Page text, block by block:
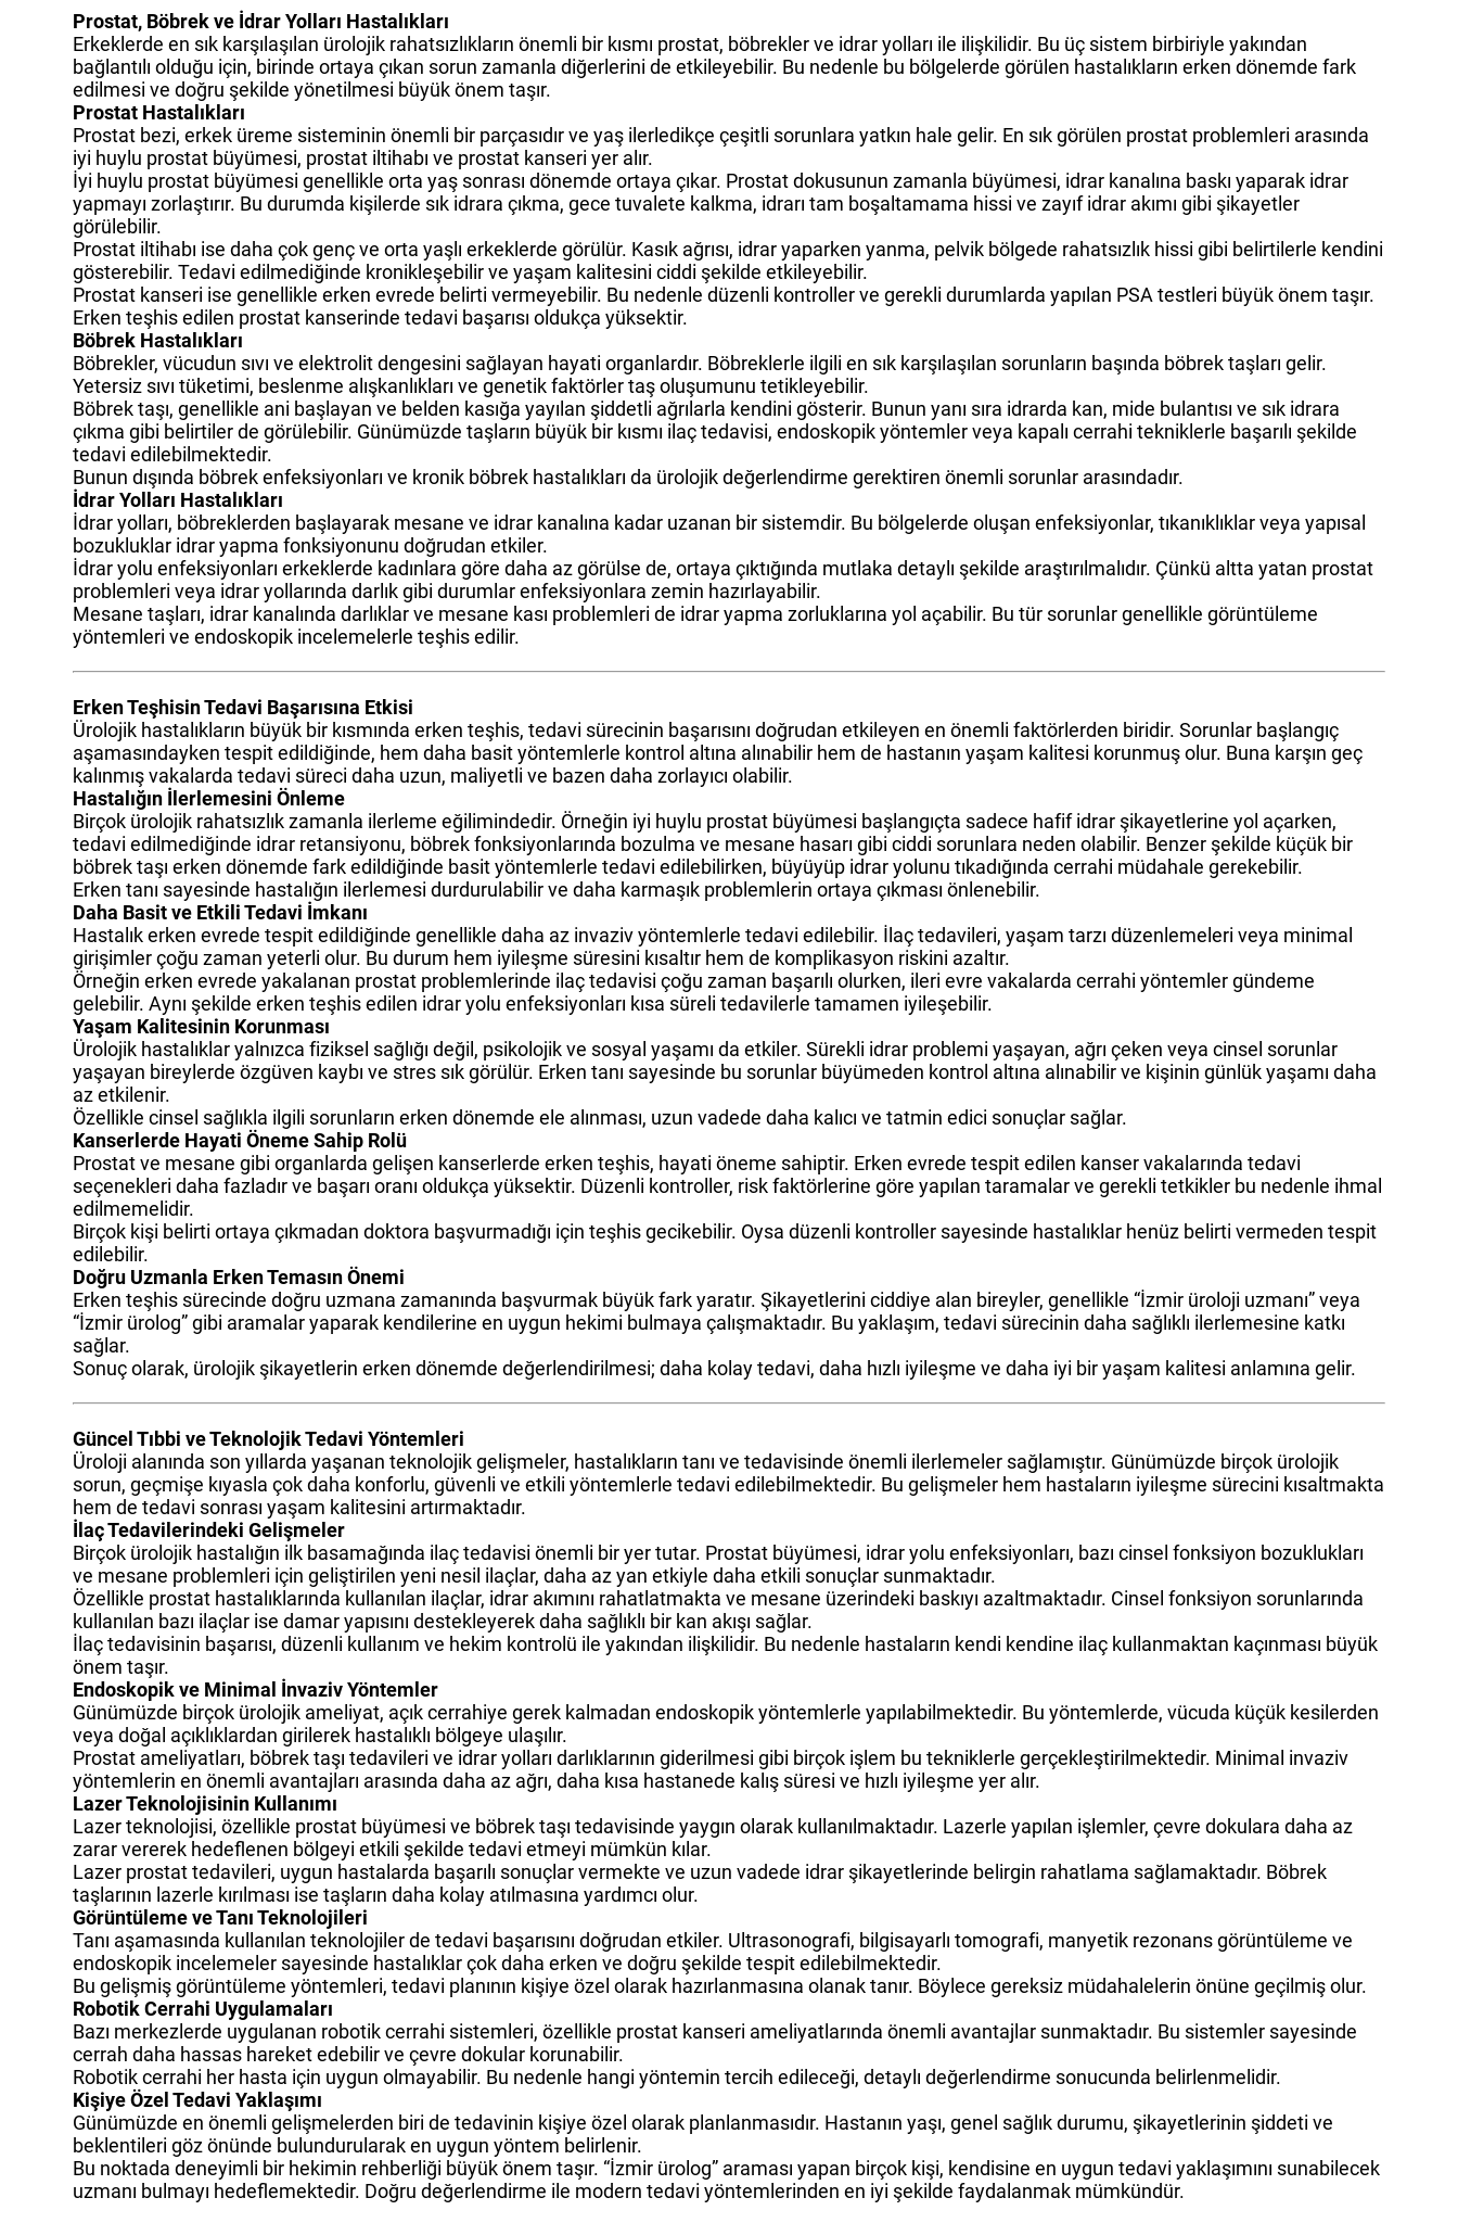
Prostat, Böbrek ve İdrar Yolları Hastalıkları
Erkeklerde en sık karşılaşılan ürolojik rahatsızlıkların önemli bir kısmı prostat, böbrekler ve idrar yolları ile ilişkilidir. Bu üç sistem birbiriyle yakından
bağlantılı olduğu için, birinde ortaya çıkan sorun zamanla diğerlerini de etkileyebilir. Bu nedenle bu bölgelerde görülen hastalıkların erken dönemde fark
edilmesi ve doğru şekilde yönetilmesi büyük önem taşır.
Prostat Hastalıkları
Prostat bezi, erkek üreme sisteminin önemli bir parçasıdır ve yaş ilerledikçe çeşitli sorunlara yatkın hale gelir. En sık görülen prostat problemleri arasında
iyi huylu prostat büyümesi, prostat iltihabı ve prostat kanseri yer alır.
İyi huylu prostat büyümesi genellikle orta yaş sonrası dönemde ortaya çıkar. Prostat dokusunun zamanla büyümesi, idrar kanalına baskı yaparak idrar
yapmayı zorlaştırır. Bu durumda kişilerde sık idrara çıkma, gece tuvalete kalkma, idrarı tam boşaltamama hissi ve zayıf idrar akımı gibi şikayetler
görülebilir.
Prostat iltihabı ise daha çok genç ve orta yaşlı erkeklerde görülür. Kasık ağrısı, idrar yaparken yanma, pelvik bölgede rahatsızlık hissi gibi belirtilerle kendini
gösterebilir. Tedavi edilmediğinde kronikleşebilir ve yaşam kalitesini ciddi şekilde etkileyebilir.
Prostat kanseri ise genellikle erken evrede belirti vermeyebilir. Bu nedenle düzenli kontroller ve gerekli durumlarda yapılan PSA testleri büyük önem taşır.
Erken teşhis edilen prostat kanserinde tedavi başarısı oldukça yüksektir.
Böbrek Hastalıkları
Böbrekler, vücudun sıvı ve elektrolit dengesini sağlayan hayati organlardır. Böbreklerle ilgili en sık karşılaşılan sorunların başında böbrek taşları gelir.
Yetersiz sıvı tüketimi, beslenme alışkanlıkları ve genetik faktörler taş oluşumunu tetikleyebilir.
Böbrek taşı, genellikle ani başlayan ve belden kasığa yayılan şiddetli ağrılarla kendini gösterir. Bunun yanı sıra idrarda kan, mide bulantısı ve sık idrara
çıkma gibi belirtiler de görülebilir. Günümüzde taşların büyük bir kısmı ilaç tedavisi, endoskopik yöntemler veya kapalı cerrahi tekniklerle başarılı şekilde
tedavi edilebilmektedir.
Bunun dışında böbrek enfeksiyonları ve kronik böbrek hastalıkları da ürolojik değerlendirme gerektiren önemli sorunlar arasındadır.
İdrar Yolları Hastalıkları
İdrar yolları, böbreklerden başlayarak mesane ve idrar kanalına kadar uzanan bir sistemdir. Bu bölgelerde oluşan enfeksiyonlar, tıkanıklıklar veya yapısal
bozukluklar idrar yapma fonksiyonunu doğrudan etkiler.
İdrar yolu enfeksiyonları erkeklerde kadınlara göre daha az görülse de, ortaya çıktığında mutlaka detaylı şekilde araştırılmalıdır. Çünkü altta yatan prostat
problemleri veya idrar yollarında darlık gibi durumlar enfeksiyonlara zemin hazırlayabilir.
Mesane taşları, idrar kanalında darlıklar ve mesane kası problemleri de idrar yapma zorluklarına yol açabilir. Bu tür sorunlar genellikle görüntüleme
yöntemleri ve endoskopik incelemelerle teşhis edilir.
Erken Teşhisin Tedavi Başarısına Etkisi
Ürolojik hastalıkların büyük bir kısmında erken teşhis, tedavi sürecinin başarısını doğrudan etkileyen en önemli faktörlerden biridir. Sorunlar başlangıç
aşamasındayken tespit edildiğinde, hem daha basit yöntemlerle kontrol altına alınabilir hem de hastanın yaşam kalitesi korunmuş olur. Buna karşın geç
kalınmış vakalarda tedavi süreci daha uzun, maliyetli ve bazen daha zorlayıcı olabilir.
Hastalığın İlerlemesini Önleme
Birçok ürolojik rahatsızlık zamanla ilerleme eğilimindedir. Örneğin iyi huylu prostat büyümesi başlangıçta sadece hafif idrar şikayetlerine yol açarken,
tedavi edilmediğinde idrar retansiyonu, böbrek fonksiyonlarında bozulma ve mesane hasarı gibi ciddi sorunlara neden olabilir. Benzer şekilde küçük bir
böbrek taşı erken dönemde fark edildiğinde basit yöntemlerle tedavi edilebilirken, büyüyüp idrar yolunu tıkadığında cerrahi müdahale gerekebilir.
Erken tanı sayesinde hastalığın ilerlemesi durdurulabilir ve daha karmaşık problemlerin ortaya çıkması önlenebilir.
Daha Basit ve Etkili Tedavi İmkanı
Hastalık erken evrede tespit edildiğinde genellikle daha az invaziv yöntemlerle tedavi edilebilir. İlaç tedavileri, yaşam tarzı düzenlemeleri veya minimal
girişimler çoğu zaman yeterli olur. Bu durum hem iyileşme süresini kısaltır hem de komplikasyon riskini azaltır.
Örneğin erken evrede yakalanan prostat problemlerinde ilaç tedavisi çoğu zaman başarılı olurken, ileri evre vakalarda cerrahi yöntemler gündeme
gelebilir. Aynı şekilde erken teşhis edilen idrar yolu enfeksiyonları kısa süreli tedavilerle tamamen iyileşebilir.
Yaşam Kalitesinin Korunması
Ürolojik hastalıklar yalnızca fiziksel sağlığı değil, psikolojik ve sosyal yaşamı da etkiler. Sürekli idrar problemi yaşayan, ağrı çeken veya cinsel sorunlar
yaşayan bireylerde özgüven kaybı ve stres sık görülür. Erken tanı sayesinde bu sorunlar büyümeden kontrol altına alınabilir ve kişinin günlük yaşamı daha
az etkilenir.
Özellikle cinsel sağlıkla ilgili sorunların erken dönemde ele alınması, uzun vadede daha kalıcı ve tatmin edici sonuçlar sağlar.
Kanserlerde Hayati Öneme Sahip Rolü
Prostat ve mesane gibi organlarda gelişen kanserlerde erken teşhis, hayati öneme sahiptir. Erken evrede tespit edilen kanser vakalarında tedavi
seçenekleri daha fazladır ve başarı oranı oldukça yüksektir. Düzenli kontroller, risk faktörlerine göre yapılan taramalar ve gerekli tetkikler bu nedenle ihmal
edilmemelidir.
Birçok kişi belirti ortaya çıkmadan doktora başvurmadığı için teşhis gecikebilir. Oysa düzenli kontroller sayesinde hastalıklar henüz belirti vermeden tespit
edilebilir.
Doğru Uzmanla Erken Temasın Önemi
Erken teşhis sürecinde doğru uzmana zamanında başvurmak büyük fark yaratır. Şikayetlerini ciddiye alan bireyler, genellikle “İzmir üroloji uzmanı” veya
“İzmir ürolog” gibi aramalar yaparak kendilerine en uygun hekimi bulmaya çalışmaktadır. Bu yaklaşım, tedavi sürecinin daha sağlıklı ilerlemesine katkı
sağlar.
Sonuç olarak, ürolojik şikayetlerin erken dönemde değerlendirilmesi; daha kolay tedavi, daha hızlı iyileşme ve daha iyi bir yaşam kalitesi anlamına gelir.
Güncel Tıbbi ve Teknolojik Tedavi Yöntemleri
Üroloji alanında son yıllarda yaşanan teknolojik gelişmeler, hastalıkların tanı ve tedavisinde önemli ilerlemeler sağlamıştır. Günümüzde birçok ürolojik
sorun, geçmişe kıyasla çok daha konforlu, güvenli ve etkili yöntemlerle tedavi edilebilmektedir. Bu gelişmeler hem hastaların iyileşme sürecini kısaltmakta
hem de tedavi sonrası yaşam kalitesini artırmaktadır.
İlaç Tedavilerindeki Gelişmeler
Birçok ürolojik hastalığın ilk basamağında ilaç tedavisi önemli bir yer tutar. Prostat büyümesi, idrar yolu enfeksiyonları, bazı cinsel fonksiyon bozuklukları
ve mesane problemleri için geliştirilen yeni nesil ilaçlar, daha az yan etkiyle daha etkili sonuçlar sunmaktadır.
Özellikle prostat hastalıklarında kullanılan ilaçlar, idrar akımını rahatlatmakta ve mesane üzerindeki baskıyı azaltmaktadır. Cinsel fonksiyon sorunlarında
kullanılan bazı ilaçlar ise damar yapısını destekleyerek daha sağlıklı bir kan akışı sağlar.
İlaç tedavisinin başarısı, düzenli kullanım ve hekim kontrolü ile yakından ilişkilidir. Bu nedenle hastaların kendi kendine ilaç kullanmaktan kaçınması büyük
önem taşır.
Endoskopik ve Minimal İnvaziv Yöntemler
Günümüzde birçok ürolojik ameliyat, açık cerrahiye gerek kalmadan endoskopik yöntemlerle yapılabilmektedir. Bu yöntemlerde, vücuda küçük kesilerden
veya doğal açıklıklardan girilerek hastalıklı bölgeye ulaşılır.
Prostat ameliyatları, böbrek taşı tedavileri ve idrar yolları darlıklarının giderilmesi gibi birçok işlem bu tekniklerle gerçekleştirilmektedir. Minimal invaziv
yöntemlerin en önemli avantajları arasında daha az ağrı, daha kısa hastanede kalış süresi ve hızlı iyileşme yer alır.
Lazer Teknolojisinin Kullanımı
Lazer teknolojisi, özellikle prostat büyümesi ve böbrek taşı tedavisinde yaygın olarak kullanılmaktadır. Lazerle yapılan işlemler, çevre dokulara daha az
zarar vererek hedeflenen bölgeyi etkili şekilde tedavi etmeyi mümkün kılar.
Lazer prostat tedavileri, uygun hastalarda başarılı sonuçlar vermekte ve uzun vadede idrar şikayetlerinde belirgin rahatlama sağlamaktadır. Böbrek
taşlarının lazerle kırılması ise taşların daha kolay atılmasına yardımcı olur.
Görüntüleme ve Tanı Teknolojileri
Tanı aşamasında kullanılan teknolojiler de tedavi başarısını doğrudan etkiler. Ultrasonografi, bilgisayarlı tomografi, manyetik rezonans görüntüleme ve
endoskopik incelemeler sayesinde hastalıklar çok daha erken ve doğru şekilde tespit edilebilmektedir.
Bu gelişmiş görüntüleme yöntemleri, tedavi planının kişiye özel olarak hazırlanmasına olanak tanır. Böylece gereksiz müdahalelerin önüne geçilmiş olur.
Robotik Cerrahi Uygulamaları
Bazı merkezlerde uygulanan robotik cerrahi sistemleri, özellikle prostat kanseri ameliyatlarında önemli avantajlar sunmaktadır. Bu sistemler sayesinde
cerrah daha hassas hareket edebilir ve çevre dokular korunabilir.
Robotik cerrahi her hasta için uygun olmayabilir. Bu nedenle hangi yöntemin tercih edileceği, detaylı değerlendirme sonucunda belirlenmelidir.
Kişiye Özel Tedavi Yaklaşımı
Günümüzde en önemli gelişmelerden biri de tedavinin kişiye özel olarak planlanmasıdır. Hastanın yaşı, genel sağlık durumu, şikayetlerinin şiddeti ve
beklentileri göz önünde bulundurularak en uygun yöntem belirlenir.
Bu noktada deneyimli bir hekimin rehberliği büyük önem taşır. “İzmir ürolog” araması yapan birçok kişi, kendisine en uygun tedavi yaklaşımını sunabilecek
uzmanı bulmayı hedeflemektedir. Doğru değerlendirme ile modern tedavi yöntemlerinden en iyi şekilde faydalanmak mümkündür.